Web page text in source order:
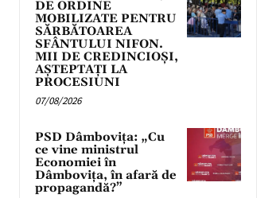
DE ORDINE
MOBILIZATE PENTRU
SĂRBĂTOAREA
SFÂNTULUI NIFON.
MII DE CREDINCIOȘI,
AȘTEPTAȚI LA
PROCESIUNI
07/08/2026
PSD Dâmbovița: „Cu
ce vine ministrul
Economiei în
Dâmbovița, în afară de
propagandă?”